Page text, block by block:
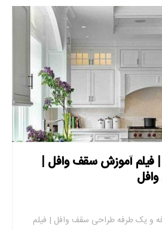
آموزش سقف وافل |
و یک طرفه طراحی سقف وافل | فیلم